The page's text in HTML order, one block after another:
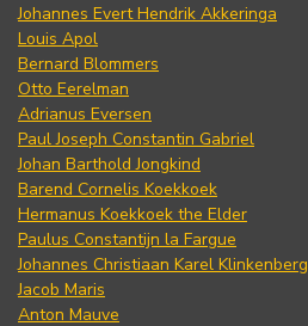
Johannes Evert Hendrik Akkeringa
Louis Apol
Bernard Blommers
Otto Eerelman
Adrianus Eversen
Paul Joseph Constantin Gabriel
Johan Barthold Jongkind
Barend Cornelis Koekkoek
Hermanus Koekkoek the Elder
Paulus Constantijn la Fargue
Johannes Christiaan Karel Klinkenberg
Jacob Maris
Anton Mauve